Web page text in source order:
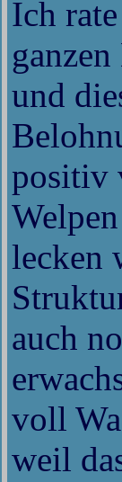
Ich
und
positiv
lecken
auch
voll
weil